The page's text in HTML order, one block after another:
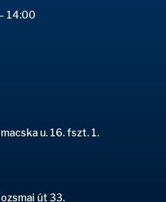
14:00
u. 16. fszt. 1.
út 33.